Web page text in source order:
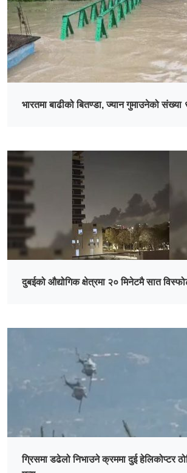
भारतमा बाढीको बितण्डा, ज्यान गुमाउनेको संख्या
दुबईको औद्योगिक क्षेत्रमा २० मिनेटमै सात
ग्रिसमा डढेलो निभाउने क्रममा दुई हेलिकोप्टर